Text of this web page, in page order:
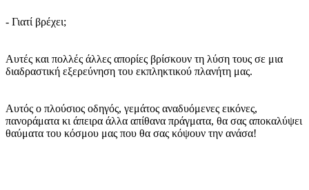
- Γιατί βρέχει;
Αυτές και πολλές άλλες απορίες βρίσκουν τη λύση τους σε μια
διαδραστική εξερεύνηση του εκπληκτικού πλανήτη μας.
Αυτός ο πλούσιος οδηγός, γεμάτος αναδυόμενες εικόνες,
πανοράματα κι άπειρα άλλα απίθανα πράγματα, θα σας αποκαλύψει
θαύματα του κόσμου μας που θα σας κόψουν την ανάσα!